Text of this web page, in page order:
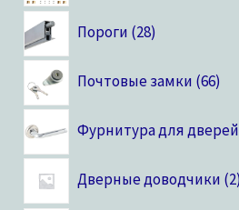
Пороги 28
Почтовые замки 66
Фурнитура для дверей
Дверные доводчики 2